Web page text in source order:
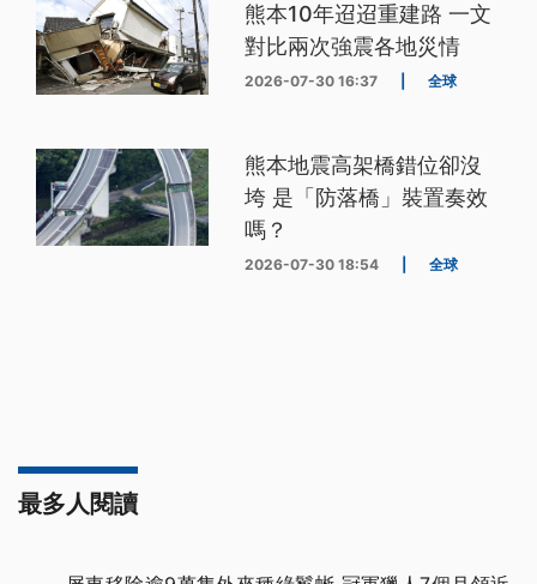
熊本10年迢迢重建路 一文
對比兩次強震各地災情
2026-07-30 16:37 全球
熊本地震高架橋錯位卻沒
垮 是「防落橋」裝置奏效
嗎？
2026-07-30 18:54 全球
最多人閱讀